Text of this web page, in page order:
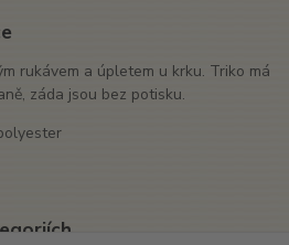
rukávem a úpletem u krku. Triko má
záda jsou bez potisku.